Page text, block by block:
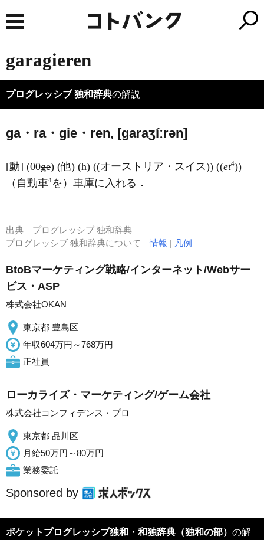
garagieren
プログレッシブ 独和辞典の解説
ga・ra・gie・ren, [ɡaraʒíːrən]
[動] (00ge) (他) (h) ((オーストリア・スイス)) ((et4))
（自動車4を）車庫に入れる．
出典 プログレッシブ 独和辞典
プログレッシブ 独和辞典について情報 | 凡例
BtoBマーケティング戦略/インターネット/Webサー
ビス・ASP
株式会社OKAN
東京都 豊島区
年収604万円～768万円
正社員
ローカライズ・マーケティング/ゲーム会社
株式会社コンフィデンス・プロ
東京都 品川区
月給50万円～80万円
業務委託
Sponsored by
ポケットプログレッシブ独和・和独辞典（独和の部） の解